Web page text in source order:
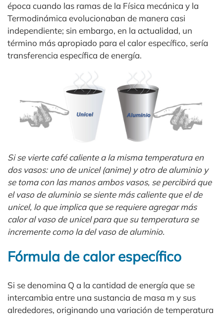
época cuando las ramas de la Física mecánica y la
Termodinámica evolucionaban de manera casi
independiente; sin embargo, en la actualidad, un
término más apropiado para el calor específico, sería
transferencia específica de energía.
Si se vierte café caliente a la misma temperatura en
dos vasos: uno de unicel (anime) y otro de aluminio y
se toma con las manos ambos vasos, se percibirá que
el vaso de aluminio se siente más caliente que el de
unicel, lo que implica que se requiere agregar más
calor al vaso de unicel para que su temperatura se
incremente como la del vaso de aluminio.
Fórmula de calor específico
Si se denomina Q a la cantidad de energía que se
intercambia entre una sustancia de masa m y sus
alrededores, originando una variación de temperatura